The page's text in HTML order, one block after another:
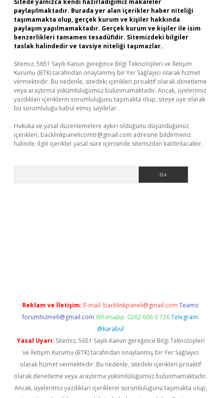
Sitede yalnızca kendi hazırladığımız makaleler
paylaşılmaktadır. Burada yer alan içerikler haber niteliği
taşımamakta olup, gerçek kurum ve kişiler hakkında
paylaşım yapılmamaktadır. Gerçek kurum ve kişiler ile isim
benzerlikleri tamamen tesadüfidir. Sitemizdeki bilgiler
taslak halindedir ve tavsiye niteliği taşımazlar.
Sitemiz, 5651 Sayılı Kanun gereğince Bilgi Teknolojileri ve İletişim
Kurumu (BTK) tarafından onaylanmış bir Yer Sağlayıcı olarak hizmet
vermektedir. Bu nedenle, sitedeki içerikleri proaktif olarak denetleme
veya araştırma yükümlülüğümüz bulunmamaktadır. Ancak, üyelerimiz
yazdıkları içeriklerin sorumluluğunu taşımakta olup, siteye üye olarak
bu sorumluluğu kabul etmiş sayılırlar.
Hukuka ve yasal düzenlemelere aykırı olduğunu düşündüğünüz
içerikleri, backlinkpanelicomtr@gmail.com adresine bildirmeniz
halinde, ilgili içerikler yasal süre içerisinde sitemizden kaldırılacaktır.
Reklam ve İletişim: E-mail: backlinkpaneli@gmail.com Teams:
forumhizmeti@gmail.com Whatsapp: 0262 606 0 726 Telegram:
@karabul
Yasal Uyarı: Sitemiz, 5651 Sayılı Kanun gereğince Bilgi Teknolojileri
ve İletişim Kurumu (BTK) tarafından onaylanmış bir Yer Sağlayıcı
olarak hizmet vermektedir. Bu nedenle, sitedeki içerikleri proaktif
olarak denetleme veya araştırma yükümlülüğümüz bulunmamaktadır.
Ancak, üyelerimiz yazdıkları içeriklerin sorumluluğunu taşımakta olup,